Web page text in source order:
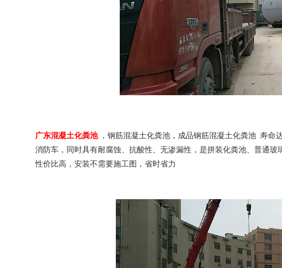
广东混凝土化粪池
，钢筋混凝土化粪池，成品钢筋混凝土化粪池 寿
消防车，同时具有耐腐蚀、抗酸性、无渗漏性，是拼装化粪池、普通
性价比高，安装不需要施工图，省时省力